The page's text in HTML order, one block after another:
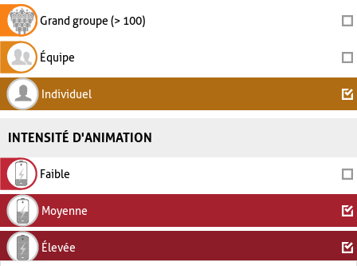
Grand groupe (> 100)
Équipe
Individuel
INTENSITÉ D'ANIMATION
Faible
Moyenne
Élevée